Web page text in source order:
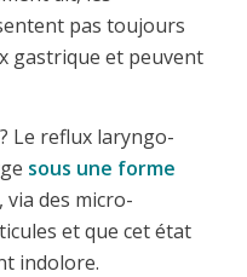
pas toujours
gastrique et peuvent
Le reflux laryngo-
sous une forme
, via des micro-
et que cet état
indolore.